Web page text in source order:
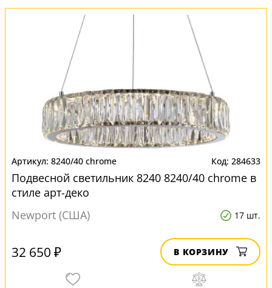
8240/40 chrome 284633
Подвесной светильник 8240 8240/40 chrome в
стиле арт-деко
Newport (США)
17 шт.
32 650 ₽ В КОРЗИНУ